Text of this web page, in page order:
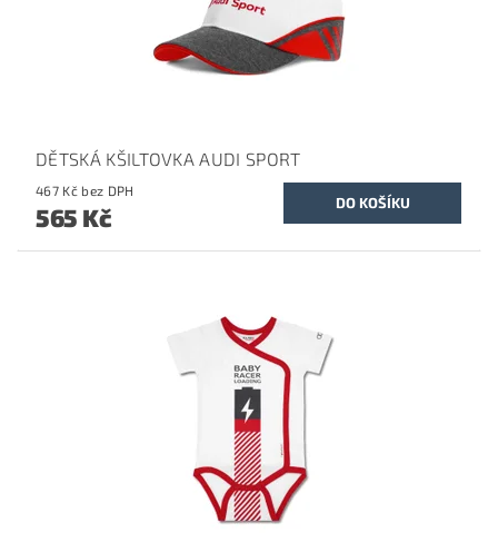
DĚTSKÁ KŠILTOVKA AUDI SPORT
467 Kč bez DPH
565 Kč